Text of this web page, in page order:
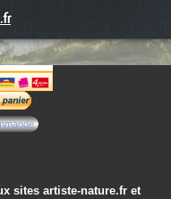
sites artiste-nature.fr et